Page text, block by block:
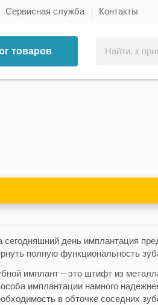
Сервисная служба Контакты
товаров
сегодняшний день имплантация
полную функциональность
имплант – это штифт из
имплантации намного
в обточке соседних